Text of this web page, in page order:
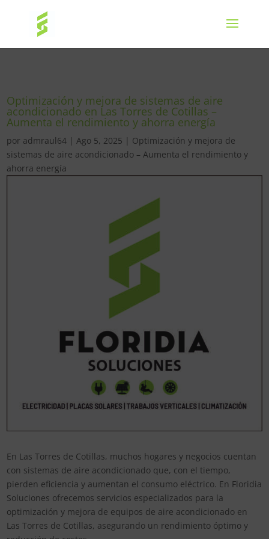
Optimización y mejora de sistemas de aire
acondicionado en Las Torres de Cotillas –
Aumenta el rendimiento y ahorra energía
por admraul64 |Ago 5, 2025 | Optimización y mejora de
sistemas de aire acondicionado – Aumenta el rendimiento y
ahorra energía
En Las Torres de Cotillas, muchos hogares y negocios cuentan
con sistemas de aire acondicionado que, con el tiempo,
pierden eficiencia y aumentan el consumo eléctrico. En Floridia
Soluciones ofrecemos servicios especializados para la
optimización y mejora de equipos de aire acondicionado en
Las Torres de Cotillas, asegurando un rendimiento óptimo y